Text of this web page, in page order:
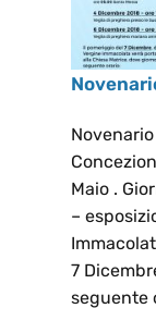
Maio .
–
7
seguente